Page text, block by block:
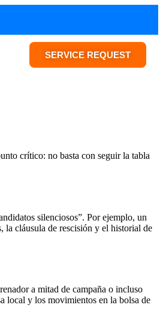
SERVICE REQUEST
crítico: no basta con seguir la tabla
silenciosos”. Por ejemplo, un
la cláusula de rescisión y el historial de
a mitad de campaña o incluso
local y los movimientos en la bolsa de